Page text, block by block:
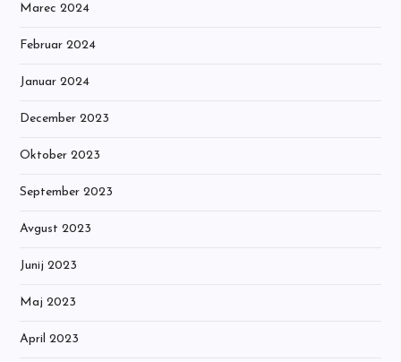
Marec 2024
Februar 2024
Januar 2024
December 2023
Oktober 2023
September 2023
Avgust 2023
Junij 2023
Maj 2023
April 2023